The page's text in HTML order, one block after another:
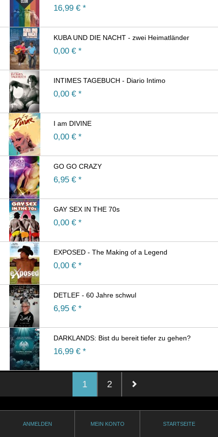
16,99 € *
KUBA UND DIE NACHT - zwei Heimatländer
0,00 € *
INTIMES TAGEBUCH - Diario Intimo
0,00 € *
I am DIVINE
0,00 € *
GO GO CRAZY
6,95 € *
GAY SEX IN THE 70s
0,00 € *
EXPOSED - The Making of a Legend
0,00 € *
DETLEF - 60 Jahre schwul
6,95 € *
DARKLANDS: Bist du bereit tiefer zu gehen?
16,99 € *
1 2
ANMELDEN MEIN KONTO STARTSEITE